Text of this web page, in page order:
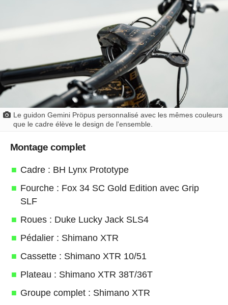
Le guidon Gemini Pröpus personnalisé avec les mêmes couleurs
que le cadre élève le design de l'ensemble.
Montage complet
Cadre : BH Lynx Prototype
Fourche : Fox 34 SC Gold Edition avec Grip
SLF
Roues : Duke Lucky Jack SLS4
Pédalier : Shimano XTR
Cassette : Shimano XTR 10/51
Plateau : Shimano XTR 38T/36T
Groupe complet : Shimano XTR